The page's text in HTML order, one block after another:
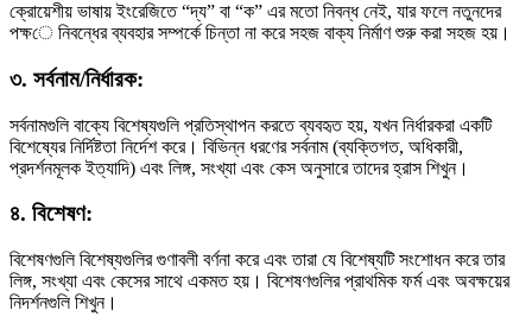
ক্রোয়েশীয় ভাষায় ইংরেজিতে “দ্য” বা “ক” এর মতো নিবন্ধ নেই, যার ফলে নতুনদের
পক্ষে নিবন্ধের ব্যবহার সম্পর্কে চিন্তা না করে সহজ বাক্য নির্মাণ শুরু করা সহজ হয়।
৩. সর্বনাম/নির্ধারক:
সর্বনামগুলি বাক্যে বিশেষ্যগুলি প্রতিস্থাপন করতে ব্যবহৃত হয়, যখন নির্ধারকরা একটি
বিশেষ্যের নির্দিষ্টতা নির্দেশ করে। বিভিন্ন ধরণের সর্বনাম (ব্যক্তিগত, অধিকারী,
প্রদর্শনমূলক ইত্যাদি) এবং লিঙ্গ, সংখ্যা এবং কেস অনুসারে তাদের হ্রাস শিখুন।
৪. বিশেষণ:
বিশেষণগুলি বিশেষ্যগুলির গুণাবলী বর্ণনা করে এবং তারা যে বিশেষ্যটি সংশোধন করে তার
লিঙ্গ, সংখ্যা এবং কেসের সাথে একমত হয়। বিশেষণগুলির প্রাথমিক ফর্ম এবং অবক্ষয়ের
নিদর্শনগুলি শিখুন।